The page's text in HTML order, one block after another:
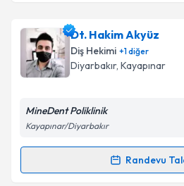
Takvim
Dt. İlker Cemal Kavasoğlu
talebi oluşturun. Size bu
için bir takvim hazırlandığında
bilgilendireceğiz.
Kişisel verilerimin
Dt. Hakim Akyüz
Diş Hekimi +1diğer
Diyarbakır, Kayapınar
MineDent Poliklinik
Kayapınar/Diyarbakır
Randevu
Randevu Takvimi Talebi